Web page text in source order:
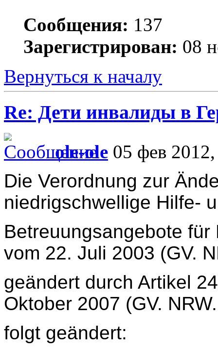
Сообщения: 137
Зарегистрирован: 08
Вернуться к началу
Re: Дети инвалиды в
ole-ole 05 фев
Die Verordnung zur
niedrigschwellige Hilfe-
Betreuungsangebote
vom 22. Juli 2003 (GV.
geändert durch Artikel
Oktober 2007 (GV.
folgt geändert: